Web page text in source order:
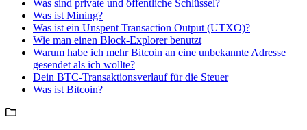
Was sind private und öffentliche Schlüssel?
Was ist Mining?
Was ist ein Unspent Transaction Output (UTXO)?
Wie man einen Block-Explorer benutzt
Warum habe ich mehr Bitcoin an eine unbekannte Adresse
gesendet als ich wollte?
Dein BTC-Transaktionsverlauf für die Steuer
Was ist Bitcoin?